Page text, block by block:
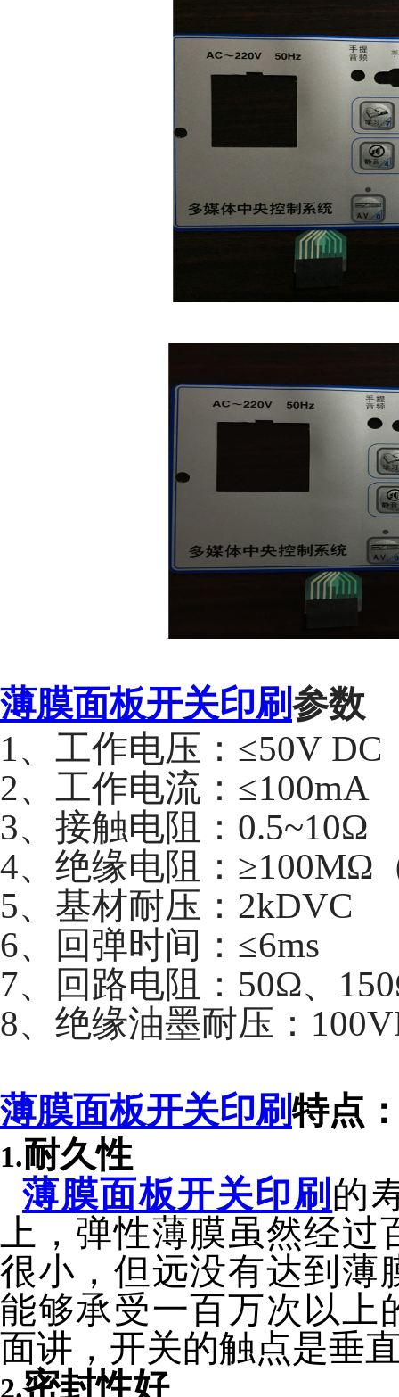
薄膜面板开关印刷参数
1、 工作电压： ≤50V DC
2、工作电流：≤100mA
3、接触电阻：0.5~10Ω
4、绝缘电阻：≥100MΩ
5、基材耐压：2kDVC
6、回弹时间：≤6ms
7、回路电阻：50Ω、
8、绝缘油墨耐压：
薄膜面板开关印刷特点
1.耐久性
薄膜面板开关印刷 的
上，弹性薄膜虽然经
很小，但远没有达到薄
能够承受一百万次以上
面讲，开关的触点是垂
2.密封性好